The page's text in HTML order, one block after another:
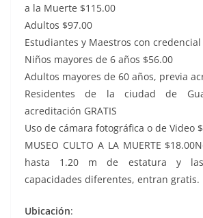
a la Muerte $115.00
Adultos $97.00
Estudiantes y Maestros con
Niños mayores de 6 años $56.00
Adultos mayores de 60 años, previa
Residentes de la ciudad de
acreditación GRATIS
Uso de cámara fotográfica o de Video
MUSEO CULTO A LA MUERTE
hasta 1.20 m de estatura y
capacidades diferentes, entran gratis.
Ubicación: